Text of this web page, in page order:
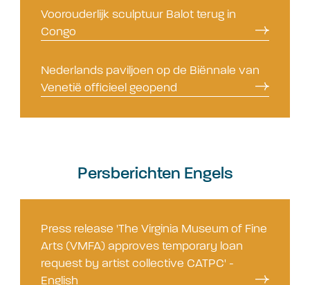
Voorouderlijk sculptuur Balot terug in
Congo
Nederlands paviljoen op de Biënnale van
Venetië officieel geopend
Persberichten Engels
Press release 'The Virginia Museum of Fine
Arts (VMFA) approves temporary loan
request by artist collective CATPC' -
English